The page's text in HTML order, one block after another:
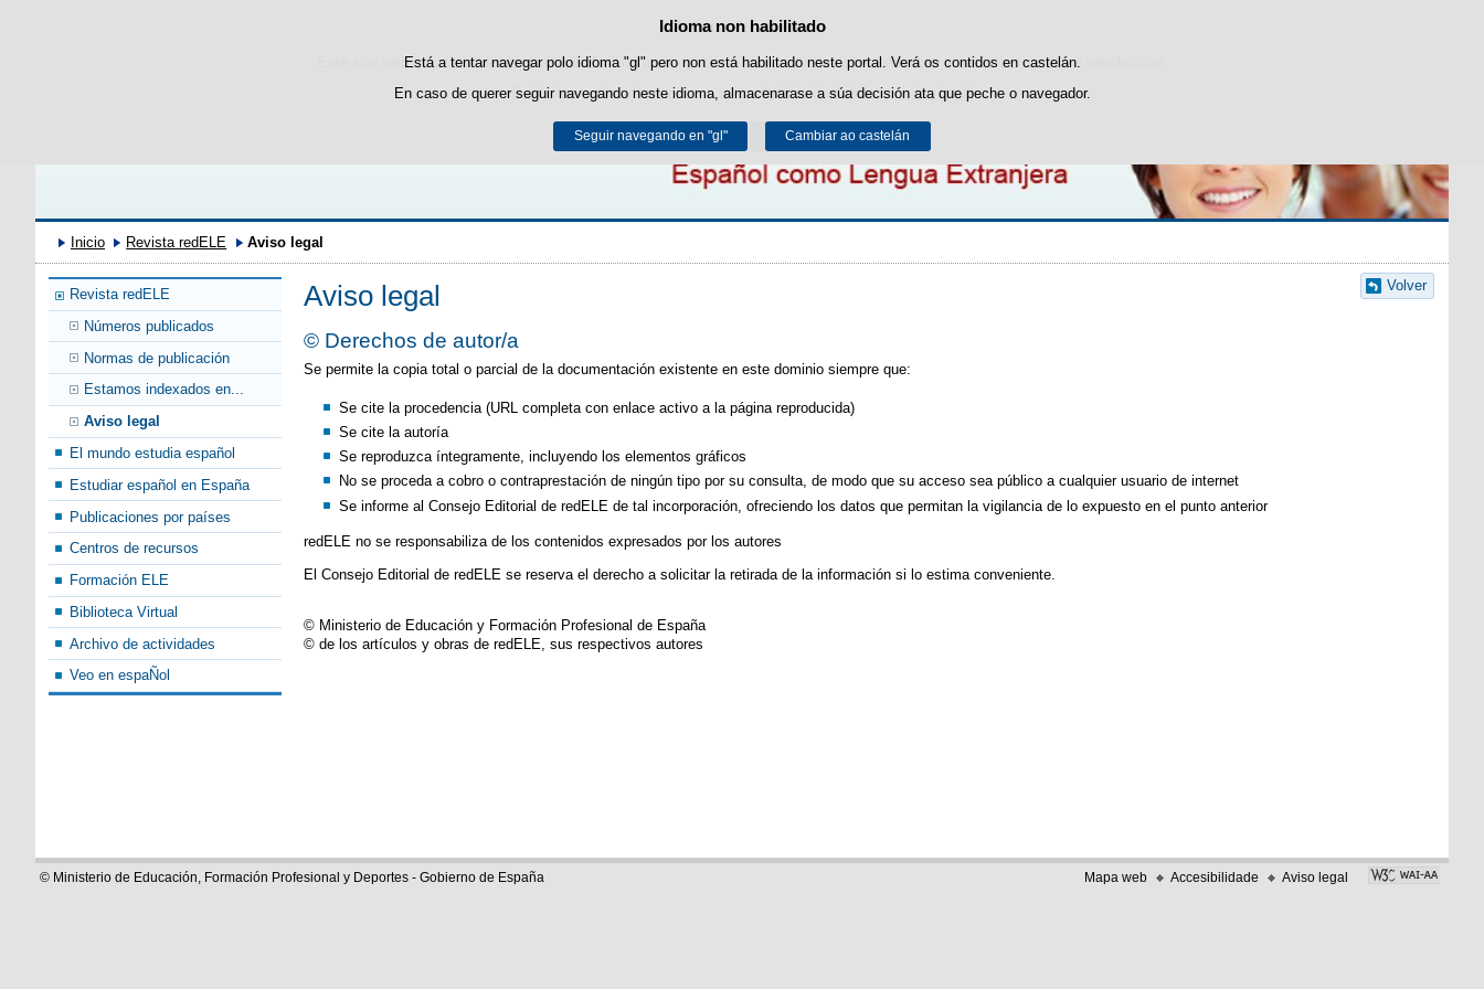
Política de cookies
Este sitio web utiliza cookies propias para facilitar a navegación e cookies de terceiros para obter estatísticas de uso e satisfacción.
Pode obter máis información no apartado "Cookies" do nosoaviso legal.
Aceptar Rexeitar
Idioma non habilitado
Está a tentar navegar polo idioma "gl" pero non está habilitado neste portal. Verá os contidos en castelán.
En caso de querer seguir navegando neste idioma, almacenarase a súa decisión ata que peche o navegador.
Seguir navegando en "gl" Cambiar ao castelán
Saltar ao contido
Inicio Revista redELE Aviso legal
Revista redELE
Números publicados
Normas de publicación
Estamos indexados en...
Aviso legal
El mundo estudia español
Estudiar español en España
Publicaciones por países
Centros de recursos
Formación ELE
Biblioteca Virtual
Archivo de actividades
Veo en espaÑol
Volver
Aviso legal
© Derechos de autor/a
Se permite la copia total o parcial de la documentación existente en este dominio siempre que:
Se cite la procedencia (URL completa con enlace activo a la página reproducida)
Se cite la autoría
Se reproduzca íntegramente, incluyendo los elementos gráficos
No se proceda a cobro o contraprestación de ningún tipo por su consulta, de modo que su acceso sea público a cualquier usuario de internet
Se informe al Consejo Editorial de redELE de tal incorporación, ofreciendo los datos que permitan la vigilancia de lo expuesto en el punto anterior
redELE no se responsabiliza de los contenidos expresados por los autores
El Consejo Editorial de redELE se reserva el derecho a solicitar la retirada de la información si lo estima conveniente.
© Ministerio de Educación y Formación Profesional de España
© de los artículos y obras de redELE, sus respectivos autores
© Ministerio de Educación, Formación Profesional y Deportes - Gobierno de España Mapa web Accesibilidade Aviso legal